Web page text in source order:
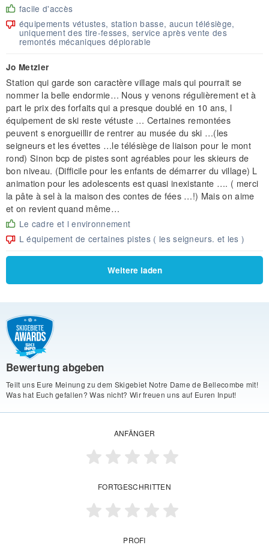
facile d'accès
équipements vétustes, station basse, aucun télésiège,
uniquement des tire-fesses, service après vente des
remontés mécaniques déplorable
Jo Metzler
Station qui garde son caractère village mais qui pourrait se
nommer la belle endormie… Nous y venons régulièrement et à
part le prix des forfaits qui a presque doublé en 10 ans, l
équipement de ski reste vétuste … Certaines remontées
peuvent s enorgueillir de rentrer au musée du ski …(les
seigneurs et les évettes …le télésiège de liaison pour le mont
rond) Sinon bcp de pistes sont agréables pour les skieurs de
bon niveau. (Difficile pour les enfants de démarrer du village) L
animation pour les adolescents est quasi inexistante …. ( merci
la pâte à sel à la maison des contes de fées …!) Mais on aime
et on revient quand même…
Le cadre et l environnement
L équipement de certaines pistes ( les seigneurs. et les )
Weitere laden
Bewertung abgeben
Teilt uns Eure Meinung zu dem Skigebiet Notre Dame de Bellecombe mit!
Was hat Euch gefallen? Was nicht? Wir freuen uns auf Euren Input!
ANFÄNGER
FORTGESCHRITTEN
PROFI